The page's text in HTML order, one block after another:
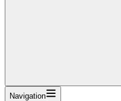
Navigation